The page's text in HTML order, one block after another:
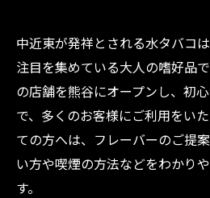
中近東が発祥とされる水タバコ
注目を集めている大人の嗜好品
の店舗を熊谷にオープンし、初
で、多くのお客様にご利用をい
ての方へは、フレーバーのご提
い方や喫煙の方法などをわかり
す。